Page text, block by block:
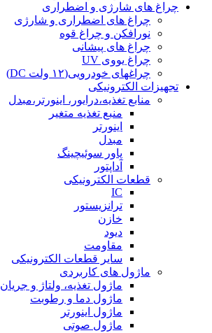
چراغ های شارژی و اضطراری
چراغ های اضطراری و شارژی
نورافکن و چراغ قوه
چراغ های پیشانی
چراغ یووی UV
چراغهای خودرویی(۱۲ ولت DC)
تجهیزات الکترونیکی
منابع تغذیه،درایور، اینورتر،مبدل
منبع تغذیه متغیر
اینورتر
مبدل
پاور سوئیچینگ
آداپتور
قطعات الکترونیکی
IC
ترانزیستور
خازن
دیود
مقاومت
سایر قطعات الکترونیکی
ماژول های کاربردی
ماژول تغذیه، ولتاژ و جریان
ماژول دما و رطوبت
ماژول اینورتر
ماژول صوتی